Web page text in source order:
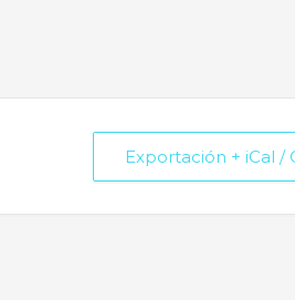
Exportación + iCal /